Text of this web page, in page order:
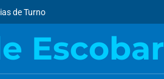
de Turno
Escobar